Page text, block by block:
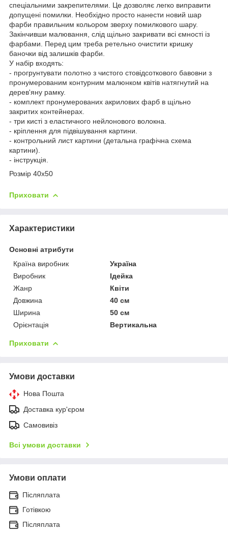
спеціальними закрепителями. Це дозволяє легко виправити
допущені помилки. Необхідно просто нанести новий шар
фарби правильним кольором зверху помилкового шару.
Закінчивши малювання, слід щільно закривати всі ємності із
фарбами. Перед цим треба ретельно очистити кришку
баночки від залишків фарби.
У набір входять:
- прогрунтувати полотно з чистого стовідсоткового бавовни з
пронумерованим контурним малюнком квітів натягнутий на
дерев'яну рамку.
- комплект пронумерованих акрилових фарб в щільно
закритих контейнерах.
- три кисті з еластичного нейлонового волокна.
- кріплення для підвішування картини.
- контрольний лист картини (детальна графічна схема
картини).
- інструкція.
Розмір 40х50
Приховати
Характеристики
Основні атрибути
Країна виробник
Україна
Виробник
Ідейка
Жанр
Квіти
Довжина
40 см
Ширина
50 см
Орієнтація
Вертикальна
Приховати
Умови доставки
Нова Пошта
Доставка кур'єром
Самовивіз
Всі умови доставки
Умови оплати
Післяплата
Готівкою
Післяплата